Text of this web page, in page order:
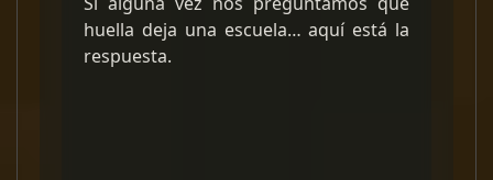
huella deja una escuela… aquí está la
respuesta.